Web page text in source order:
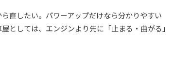
直したい。パワーアップだけなら分かりやすい
としては、エンジンより先に「止まる・曲がる」